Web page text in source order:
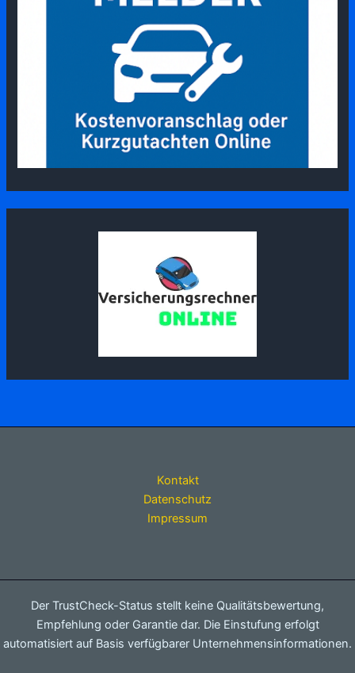
Kontakt
Datenschutz
Impressum
Der TrustCheck-Status stellt keine Qualitätsbewertung,
Empfehlung oder Garantie dar. Die Einstufung erfolgt
automatisiert auf Basis verfügbarer Unternehmensinformationen.